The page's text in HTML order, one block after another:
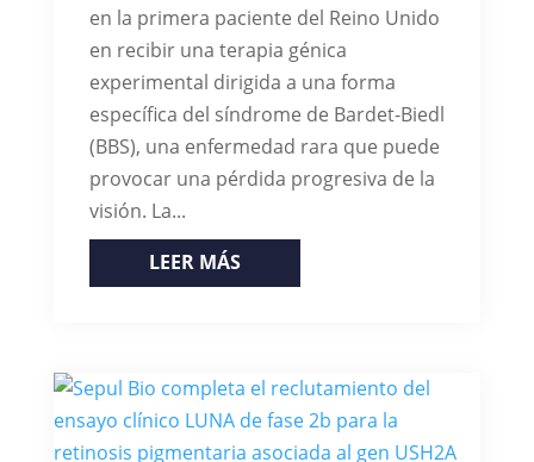
en la primera paciente del Reino Unido
en recibir una terapia génica
experimental dirigida a una forma
específica del síndrome de Bardet-Biedl
(BBS), una enfermedad rara que puede
provocar una pérdida progresiva de la
visión. La...
LEER MÁS